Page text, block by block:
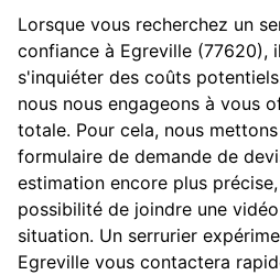
Lorsque vous recherchez un
confiance à Egreville (77620),
s'inquiéter des coûts
nous nous engageons à vous
totale. Pour cela, nous
formulaire de demande de
estimation encore plus
possibilité de joindre une
situation. Un serrurier
Egreville vous contactera